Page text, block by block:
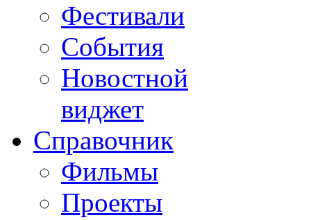
Фестивали
События
Новостной
виджет
Справочник
Фильмы
Проекты